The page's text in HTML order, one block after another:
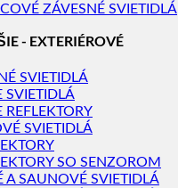
ZÁVESNÉ SVIETIDLÁ
- EXTERIÉROVÉ
SVIETIDLÁ
SVIETIDLÁ
REFLEKTORY
SVIETIDLÁ
SO SENZOROM
A SAUNOVÉ SVIETIDLÁ